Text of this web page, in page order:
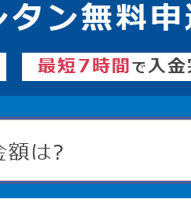
タン無料
最短7時間で入
額は?